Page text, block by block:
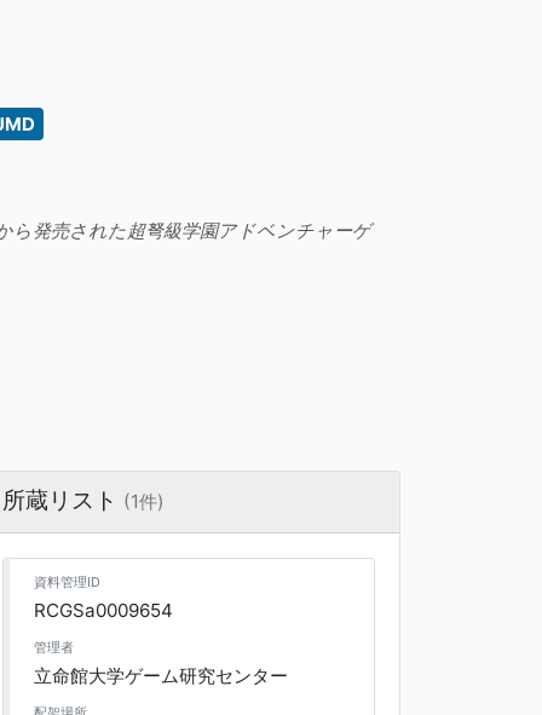
発売された超弩級学園アドベンチャーゲ
所蔵リスト (1件)
資料管理ID
RCGSa0009654
管理者
立命館大学ゲーム研究センター